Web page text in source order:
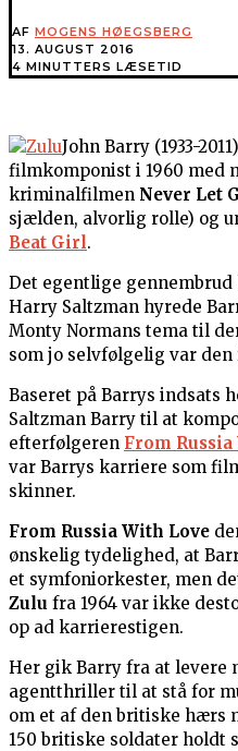
AF MOGENS HØEGSBERG
13. AUGUST 2016
4 MINUTTERS LÆSETID
John Barry (1933-
filmkomponist i 1960 med
kriminalfilmen Never Let
sjælden, alvorlig rolle) og
Beat Girl .
Det egentlige gennembrud
Harry Saltzman hyrede
Monty Normans tema til
som jo selvfølgelig var den
Baseret på Barrys indsats
Saltzman Barry til at
efterfølgeren From
var Barrys karriere som
skinner.
From Russia With Love
ønskelig tydelighed, at
et symfoniorkester, men
Zulu fra 1964 var ikke
op ad karrierestigen.
Her gik Barry fra at levere
agentthriller til at stå for
om et af den britiske hærs
150 britiske soldater holdt